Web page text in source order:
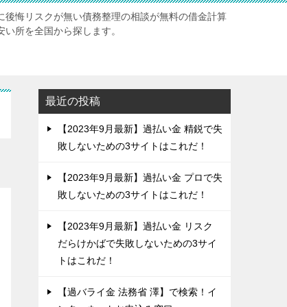
悔リスクが無い債務整理の相談が無料の借金計算
所を全国から探します。
最近の投稿
【2023年9月最新】過払い金 精鋭で失
敗しないための3サイトはこれだ！
【2023年9月最新】過払い金 プロで失
敗しないための3サイトはこれだ！
【2023年9月最新】過払い金 リスク
だらけかばで失敗しないための3サイ
トはこれだ！
【過バライ金 法務省 澤】で検索！イ